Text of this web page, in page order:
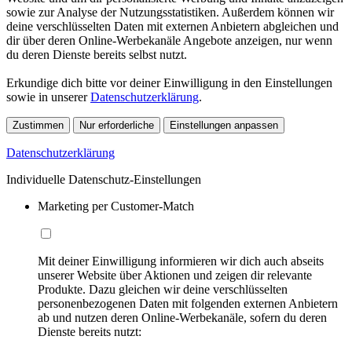
sowie zur Analyse der Nutzungsstatistiken. Außerdem können wir
deine verschlüsselten Daten mit externen Anbietern abgleichen und
dir über deren Online-Werbekanäle Angebote anzeigen, nur wenn
du deren Dienste bereits selbst nutzt.
Erkundige dich bitte vor deiner Einwilligung in den Einstellungen
sowie in unsererDatenschutzerklärung.
Zustimmen Nur erforderliche Einstellungen anpassen
Datenschutzerklärung
Individuelle Datenschutz-Einstellungen
Marketing per Customer-Match
Mit deiner Einwilligung informieren wir dich auch abseits
unserer Website über Aktionen und zeigen dir relevante
Produkte. Dazu gleichen wir deine verschlüsselten
personenbezogenen Daten mit folgenden externen Anbietern
ab und nutzen deren Online-Werbekanäle, sofern du deren
Dienste bereits nutzt: